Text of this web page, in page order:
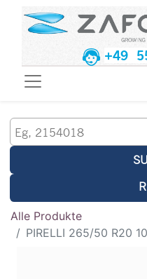
+49
Alle Produkte
PIRELLI 265/50 R20